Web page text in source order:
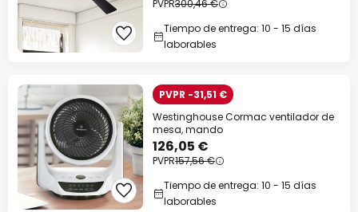
PVPR300,46 €
Tiempo de entrega: 10 - 15 días
laborables
PVPR -31,51 €
Westinghouse Cormac ventilador de
mesa, mando
126,05 €
PVPR157,56 €
Tiempo de entrega: 10 - 15 días
laborables